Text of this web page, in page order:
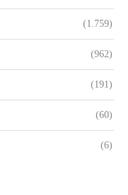
(1.759)
(962)
(191)
(60)
(6)